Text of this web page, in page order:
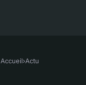
Accueil›Actu